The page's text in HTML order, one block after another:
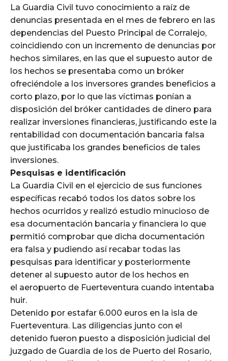
La Guardia Civil tuvo conocimiento a raíz de
denuncias presentada en el mes de febrero en las
dependencias del Puesto Principal de Corralejo,
coincidiendo con un incremento de denuncias por
hechos similares, en las que el supuesto autor de
los hechos se presentaba como un bróker
ofreciéndole a los inversores grandes beneficios a
corto plazo, por lo que las víctimas ponían a
disposición del bróker cantidades de dinero para
realizar inversiones financieras, justificando este la
rentabilidad con documentación bancaria falsa
que justificaba los grandes beneficios de tales
inversiones.
Pesquisas e identificación
La Guardia Civil en el ejercicio de sus funciones
específicas recabó todos los datos sobre los
hechos ocurridos y realizó estudio minucioso de
esa documentación bancaria y financiera lo que
permitió comprobar que dicha documentación
era falsa y pudiendo así recabar todas las
pesquisas para identificar y posteriormente
detener al supuesto autor de los hechos en
el aeropuerto de Fuerteventura cuando intentaba
huir.
Detenido por estafar 6.000 euros en la isla de
Fuerteventura. Las diligencias junto con el
detenido fueron puesto a disposición judicial del
juzgado de Guardia de los de Puerto del Rosario,